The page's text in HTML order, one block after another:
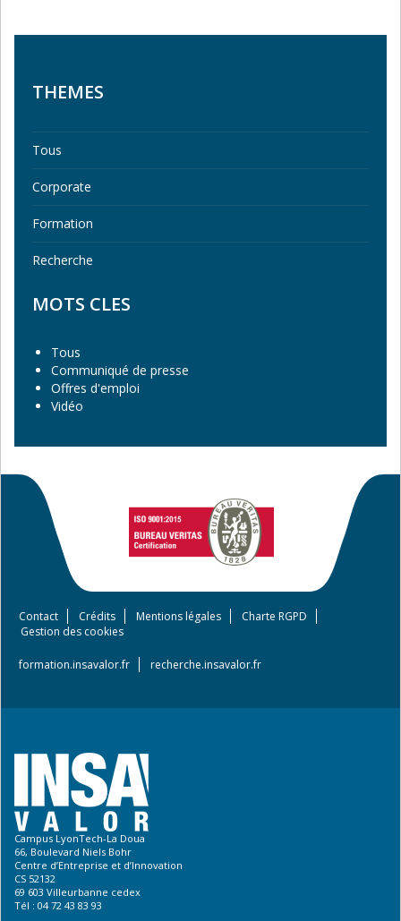
THEMES
Tous
Corporate
Formation
Recherche
MOTS CLES
Tous
Communiqué de presse
Offres d'emploi
Vidéo
Footer
Contact Crédits Mentions légales
Charte RGPD
Gestion des cookies
formation.insavalor.fr recherche.insavalor.fr
Campus LyonTech-La Doua
66, Boulevard Niels Bohr
Centre d’Entreprise et d’Innovation
CS 52132
69 603 Villeurbanne cedex
Tél : 04 72 43 83 93